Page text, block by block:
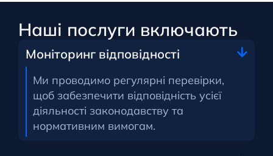
Наші послуги включають
Моніторинг відповідності
Ми проводимо регулярні перевірки,
щоб забезпечити відповідність усієї
діяльності законодавству та
нормативним вимогам.